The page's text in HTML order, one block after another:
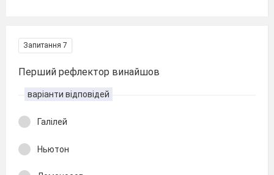
Запитання 7
Перший рефлектор винайшов
варіанти відповідей
Галілей
Ньютон